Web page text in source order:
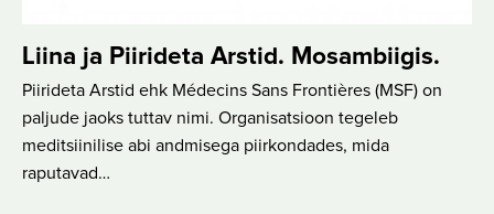
Liina ja Piirideta Arstid. Mosambiigis.
Piirideta Arstid ehk Médecins Sans Frontières (MSF) on
paljude jaoks tuttav nimi. Organisatsioon tegeleb
meditsiinilise abi andmisega piirkondades, mida
raputavad…